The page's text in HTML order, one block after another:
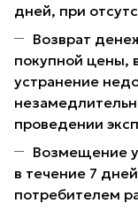
дней, при
Возврат
покупной цены,
устранение
проведении
Возмещение
в течение 7
потребителем